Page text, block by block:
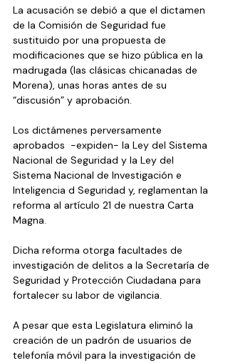
La acusación se debió a que el dictamen
de la Comisión de Seguridad fue
sustituido por una propuesta de
modificaciones que se hizo pública en la
madrugada (las clásicas chicanadas de
Morena), unas horas antes de su
“discusión” y aprobación.
Los dictámenes perversamente
aprobados  -expiden- la Ley del Sistema
Nacional de Seguridad y la Ley del
Sistema Nacional de Investigación e
Inteligencia d Seguridad y, reglamentan la
reforma al artículo 21 de nuestra Carta
Magna.
Dicha reforma otorga facultades de
investigación de delitos a la Secretaría de
Seguridad y Protección Ciudadana para
fortalecer su labor de vigilancia.
A pesar que esta Legislatura eliminó la
creación de un padrón de usuarios de
telefonía móvil para la investigación de